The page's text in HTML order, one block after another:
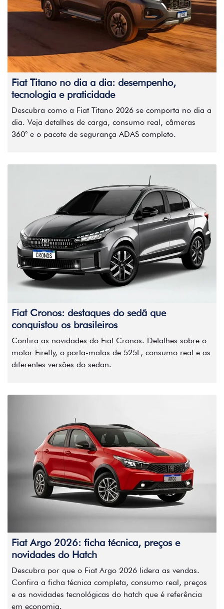
Fiat Titano no dia a dia: desempenho,
tecnologia e praticidade
Descubra como a Fiat Titano 2026 se comporta no dia a
dia. Veja detalhes de carga, consumo real, câmeras
360° e o pacote de segurança ADAS completo.
Fiat Cronos: destaques do sedã que
conquistou os brasileiros
Confira as novidades do Fiat Cronos. Detalhes sobre o
motor Firefly, o porta-malas de 525L, consumo real e as
diferentes versões do sedan.
Fiat Argo 2026: ficha técnica, preços e
novidades do Hatch
Descubra por que o Fiat Argo 2026 lidera as vendas.
Confira a ficha técnica completa, consumo real, preços
e as novidades tecnológicas do hatch que é referência
em economia.